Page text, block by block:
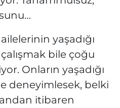
yaşadığı
bile çoğu
Onların yaşadığı
deneyimlesek, belki
andan itibaren